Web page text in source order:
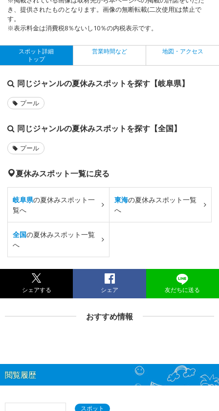
き、提供されたものとなります。画像の無断転載(二次使用)は禁止で
す。
※表示料金は消費税8％ないし10％の内税表示です。
スポット詳細
トップ
営業時間など 地図・アクセス
同じジャンルの夏休みスポットを探す【岐阜県】
プール
同じジャンルの夏休みスポットを探す【全国】
プール
夏休みスポット一覧に戻る
岐阜県の夏休みスポット一
覧へ
東海の夏休みスポット一覧
へ
全国の夏休みスポット一覧
へ
シェアする シェア 友だちに送る
おすすめ情報
閲覧履歴